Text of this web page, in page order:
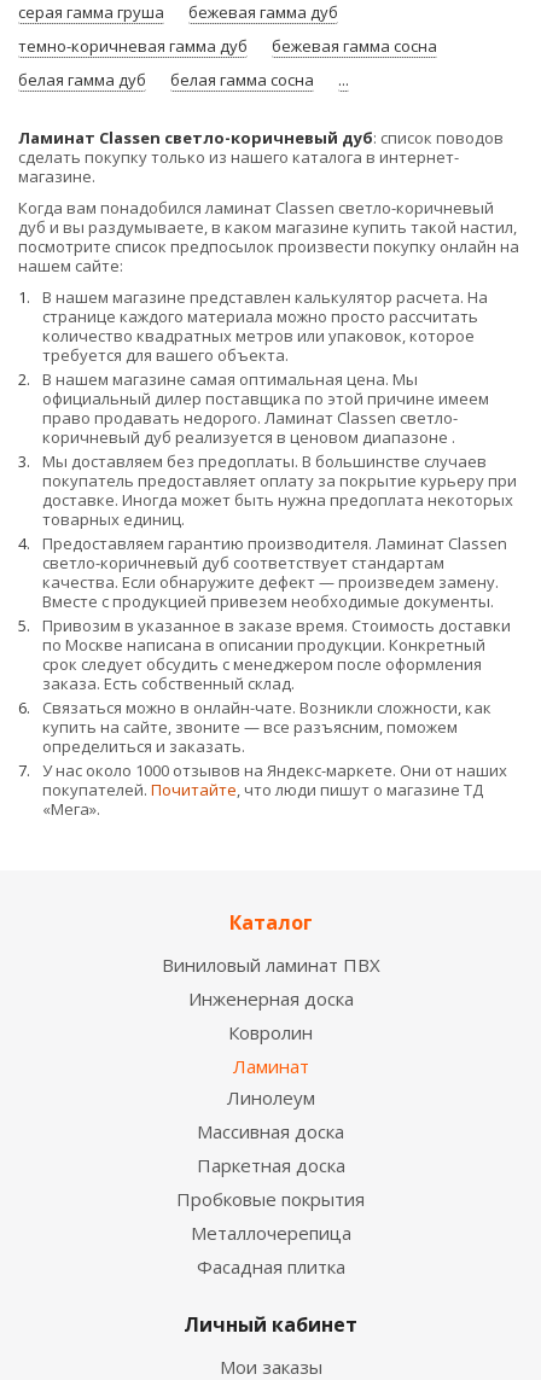
серая гамма груша
бежевая гамма дуб
темно-коричневая гамма дуб
бежевая гамма сосна
белая гамма дуб
белая гамма сосна ...
Ламинат Classen светло-коричневый дуб: список поводов
сделать покупку только из нашего каталога в интернет-
магазине.
Когда вам понадобился ламинат Classen светло-коричневый
дуб и вы раздумываете, в каком магазине купить такой настил,
посмотрите список предпосылок произвести покупку онлайн на
нашем сайте:
В нашем магазине представлен калькулятор расчета. На
странице каждого материала можно просто рассчитать
количество квадратных метров или упаковок, которое
требуется для вашего объекта.
В нашем магазине самая оптимальная цена. Мы
официальный дилер поставщика по этой причине имеем
право продавать недорого. Ламинат Classen светло-
коричневый дуб реализуется в ценовом диапазоне .
Мы доставляем без предоплаты. В большинстве случаев
покупатель предоставляет оплату за покрытие курьеру при
доставке. Иногда может быть нужна предоплата некоторых
товарных единиц.
Предоставляем гарантию производителя. Ламинат Classen
светло-коричневый дуб соответствует стандартам
качества. Если обнаружите дефект — произведем замену.
Вместе с продукцией привезем необходимые документы.
Привозим в указанное в заказе время. Стоимость доставки
по Москве написана в описании продукции. Конкретный
срок следует обсудить с менеджером после оформления
заказа. Есть собственный склад.
Связаться можно в онлайн-чате. Возникли сложности, как
купить на сайте, звоните — все разъясним, поможем
определиться и заказать.
У нас около 1000 отзывов на Яндекс-маркете. Они от наших
покупателей. Почитайте, что люди пишут о магазине ТД
«Мега».
Каталог
Виниловый ламинат ПВХ
Инженерная доска
Ковролин
Ламинат
Линолеум
Массивная доска
Паркетная доска
Пробковые покрытия
Металлочерепица
Фасадная плитка
Личный кабинет
Мои заказы